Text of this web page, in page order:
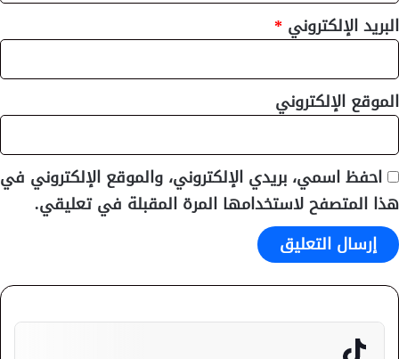
البريد الإلكتروني *
الموقع الإلكتروني
احفظ اسمي، بريدي الإلكتروني، والموقع الإلكتروني في
هذا المتصفح لاستخدامها المرة المقبلة في تعليقي.